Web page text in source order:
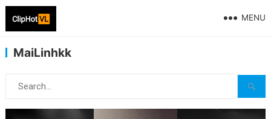
MENU
MaiLinhkk